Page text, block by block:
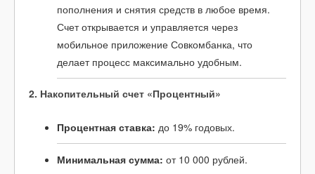
пополнения и снятия средств в любое время.
Счет открывается и управляется через
мобильное приложение Совкомбанка, что
делает процесс максимально удобным.
2. Накопительный счет «Процентный»
Процентная ставка: до 19% годовых.
Минимальная сумма: от 10 000 рублей.